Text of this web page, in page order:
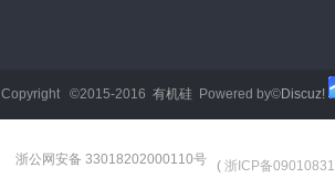
Copyright ©2015-2016 有机硅 Powered by©Discuz!
浙公网安备 33018202000110号 ( 浙ICP备09010831